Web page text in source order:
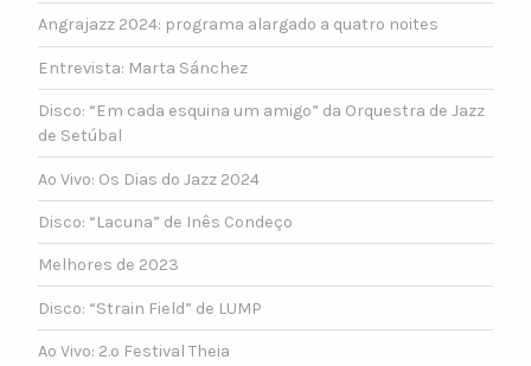
Angrajazz 2024: programa alargado a quatro noites
Entrevista: Marta Sánchez
Disco: “Em cada esquina um amigo” da Orquestra de Jazz
de Setúbal
Ao Vivo: Os Dias do Jazz 2024
Disco: “Lacuna” de Inês Condeço
Melhores de 2023
Disco: “Strain Field” de LUMP
Ao Vivo: 2.º Festival Theia